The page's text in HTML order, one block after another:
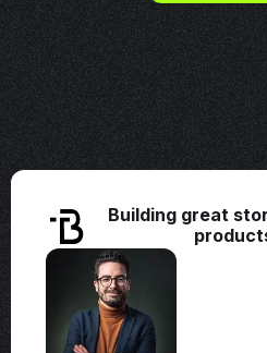
Building great